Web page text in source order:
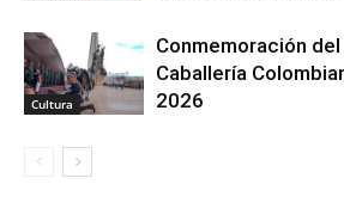
Cultura
Conmemoración del
Caballería
2026